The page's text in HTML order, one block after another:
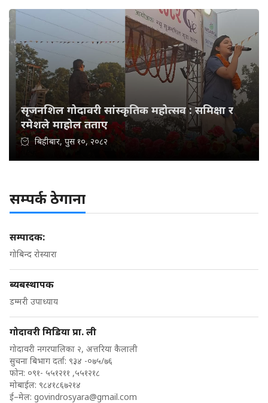
सृजनशिल गोदावरी सांस्कृतिक महोत्सव : समिक्षा र
रमेशले माहोल तताए
बिहीबार, पुस १०, २०८२
सम्पर्क ठेगाना
सम्पादक:
गोबिन्द रोस्यारा
ब्यबस्थापक
डम्मरी उपाध्याय
गोदावरी मिडिया प्रा. ली
गोदावरी नगरपालिका २, अत्तरिया कैलाली
सुचना बिभाग दर्ता: ९३४ -०७५/७६
फोन: ०९१- ५५१२११ ,५५१२१८
मोबाईल: ९८४१८६७२१४
ई–मेल: govindrosyara@gmail.com